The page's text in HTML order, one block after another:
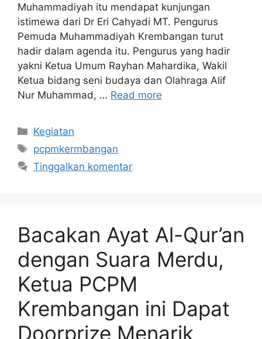
Muhammadiyah itu mendapat kunjungan
istimewa dari Dr Eri Cahyadi MT. Pengurus
Pemuda Muhammadiyah Krembangan turut
hadir dalam agenda itu. Pengurus yang hadir
yakni Ketua Umum Rayhan Mahardika, Wakil
Ketua bidang seni budaya dan Olahraga Alif
Nur Muhammad, … Read more
Kategori
Kegiatan
Tag
pcpmkermbangan
Tinggalkan komentar
Bacakan Ayat Al-Qur’an
dengan Suara Merdu,
Ketua PCPM
Krembangan ini Dapat
Doorprize Menarik